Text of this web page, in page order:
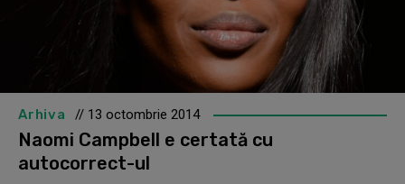
Arhiva // 13 octombrie 2014
Naomi Campbell e certată cu
autocorrect-ul